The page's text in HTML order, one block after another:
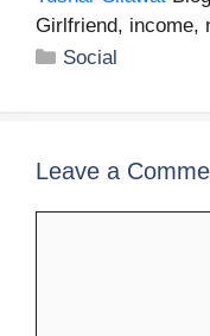
Girlfriend, income,
Categories
Social
Leave a